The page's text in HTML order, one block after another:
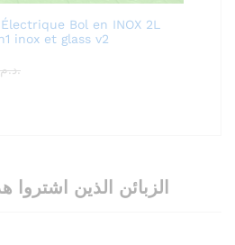
Bol en INOX 2L
inox et glass v2
د.م.
الزبائن الذين اشتروا